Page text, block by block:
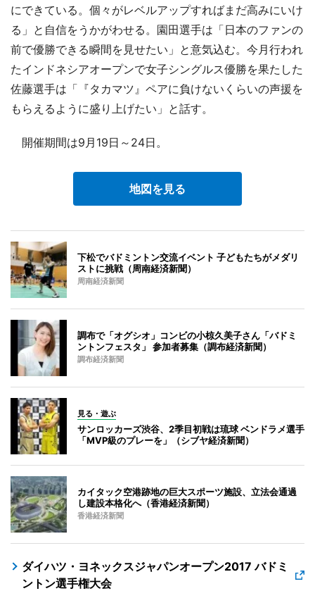
にできている。個々がレベルアップすればまだ高みにいけ
る」と自信をうかがわせる。園田選手は「日本のファンの
前で優勝できる瞬間を見せたい」と意気込む。今月行われ
たインドネシアオープンで女子シングルス優勝を果たした
佐藤選手は「『タカマツ』ペアに負けないくらいの声援を
もらえるように盛り上げたい」と話す。
開催期間は9月19日～24日。
地図を見る
下松でバドミントン交流イベント 子どもたちがメダリ
ストに挑戦（周南経済新聞）
周南経済新聞
調布で「オグシオ」コンビの小椋久美子さん「バドミ
ントンフェスタ」 参加者募集（調布経済新聞）
調布経済新聞
見る・遊ぶ
サンロッカーズ渋谷、2季目初戦は琉球 ベンドラメ選手
「MVP級のプレーを」（シブヤ経済新聞）
カイタック空港跡地の巨大スポーツ施設、立法会通過
し建設本格化へ（香港経済新聞）
香港経済新聞
ダイハツ・ヨネックスジャパンオープン2017 バドミ
ントン選手権大会